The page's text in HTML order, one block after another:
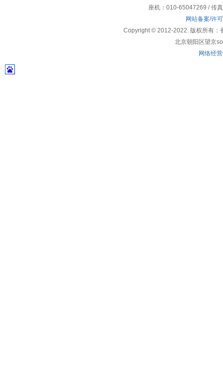
座机：010-65047269 / 传
网站备案/许
Copyright © 2012-2022. 版权所有：
北京朝阳区望京
网络经